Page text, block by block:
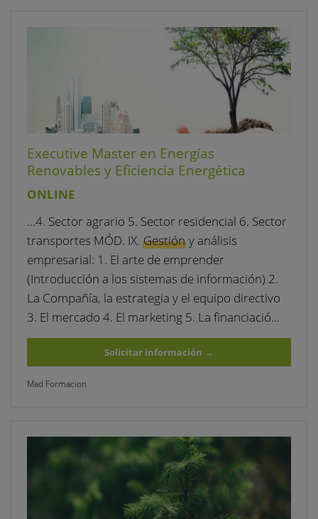
Executive Master en Energías
Renovables y Eficiencia Energética
ONLINE
…4. Sector agrario 5. Sector residencial 6. Sector
transportes MÓD. IX. Gestióny análisis
empresarial: 1. El arte de emprender
(Introducción a los sistemas de información) 2.
La Compañía, la estrategia y el equipo directivo
3. El mercado 4. El marketing 5. La financiació…
Solicitar información →
Mad Formacion